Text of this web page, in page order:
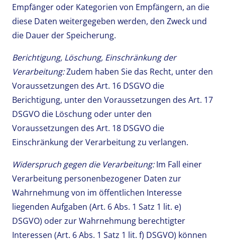
Empfänger oder Kategorien von Empfängern, an die
diese Daten weitergegeben werden, den Zweck und
die Dauer der Speicherung.
Berichtigung, Löschung, Einschränkung der
Verarbeitung:Zudem haben Sie das Recht, unter den
Voraussetzungen des Art. 16 DSGVO die
Berichtigung, unter den Voraussetzungen des Art. 17
DSGVO die Löschung oder unter den
Voraussetzungen des Art. 18 DSGVO die
Einschränkung der Verarbeitung zu verlangen.
Widerspruch gegen die Verarbeitung:Im Fall einer
Verarbeitung personenbezogener Daten zur
Wahrnehmung von im öffentlichen Interesse
liegenden Aufgaben (Art. 6 Abs. 1 Satz 1 lit. e)
DSGVO) oder zur Wahrnehmung berechtigter
Interessen (Art. 6 Abs. 1 Satz 1 lit. f) DSGVO) können